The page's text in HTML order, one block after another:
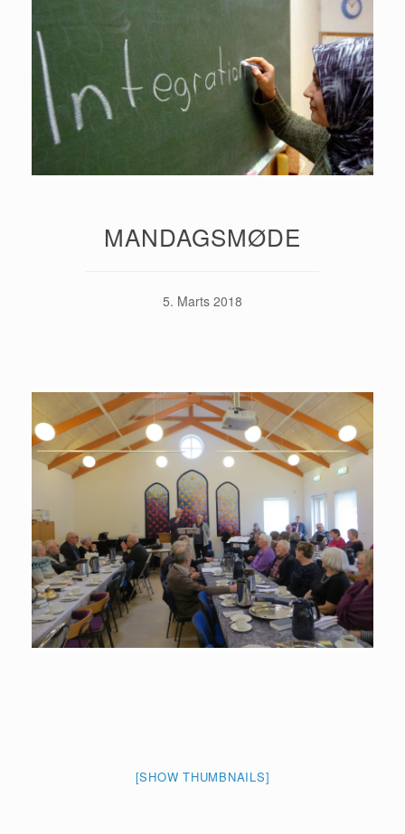
MANDAGSMØDE
5. Marts 2018
[SHOW THUMBNAILS]